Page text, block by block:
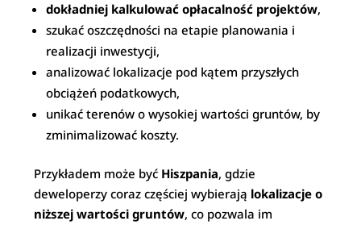
dokładniej kalkulować opłacalność projektów,
szukać oszczędności na etapie planowania i
realizacji inwestycji,
analizować lokalizacje pod kątem przyszłych
obciążeń podatkowych,
unikać terenów o wysokiej wartości gruntów, by
zminimalizować koszty.
Przykładem może być Hiszpania, gdzie
deweloperzy coraz częściej wybierają lokalizacje o
niższej wartości gruntów, co pozwala im